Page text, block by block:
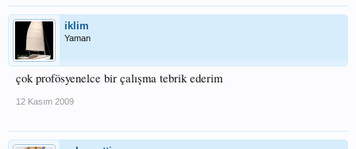
iklim
Yaman
çok profösyenelce bir çalışma tebrik ederim
12 Kasım 2009